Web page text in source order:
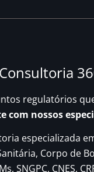
Consultoria
regulatórios
com nossos
especializada
Corpo de
SNGPC, CNES,